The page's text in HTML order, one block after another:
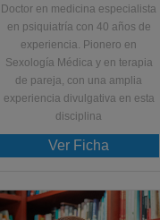
Doctor en medicina especialista
en psiquiatría con 40 años de
experiencia. Pionero en
Sexología Médica y en terapia
de pareja, con una amplia
experiencia divulgativa en esta
disciplina
Ver Ficha